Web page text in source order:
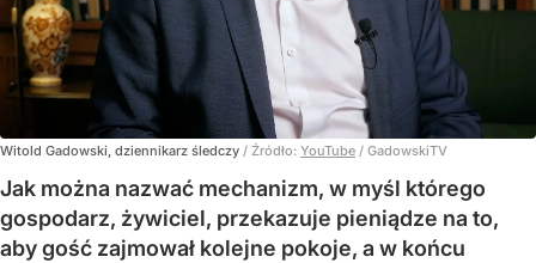
Witold Gadowski, dziennikarz śledczy / Źródło: YouTube / GadowskiTV
Jak można nazwać mechanizm, w myśl którego
gospodarz, żywiciel, przekazuje pieniądze na to,
aby gość zajmował kolejne pokoje, a w końcu